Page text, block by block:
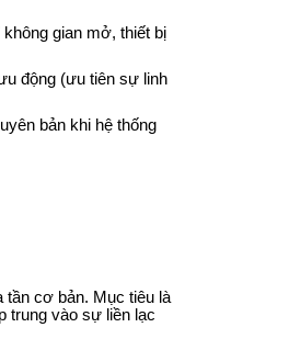
gian mở, thiết bị
động (ưu tiên sự linh
bản khi hệ thống
tần cơ bản. Mục tiêu là
trung vào sự liền lạc